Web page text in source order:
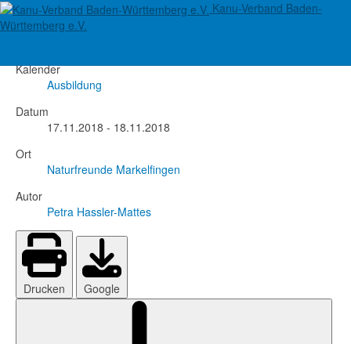
Kanu-Verband Baden-
Württemberg e.V.
Lehrgang Ökologie II
Kalender
Ausbildung
Datum
17.11.2018 - 18.11.2018
Ort
Naturfreunde Markelfingen
Autor
Petra Hassler-Mattes
Drucken Google